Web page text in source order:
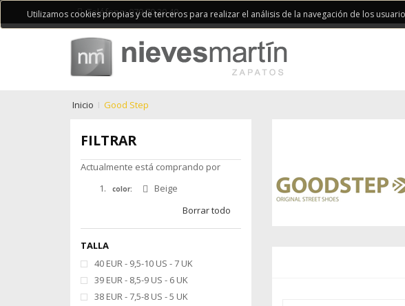
Utilizamos cookies propias y de terceros para realizar el análisis de la navegación de los
Teléfono: 979 70 20 40
Inicio Good Step
FILTRAR
Actualmente está comprando por
color:
Beige
Borrar todo
TALLA
40 EUR - 9,5-10 US - 7 UK
39 EUR - 8,5-9 US - 6 UK
38 EUR - 7,5-8 US - 5 UK